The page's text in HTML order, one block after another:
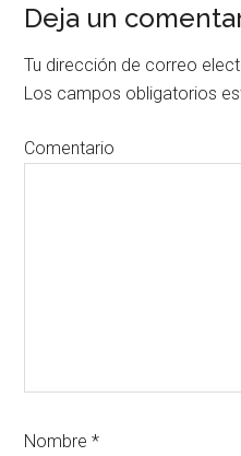
del
lector
Deja un
Tu dirección de correo
Los campos obligatorios
Comentario
Nombre*